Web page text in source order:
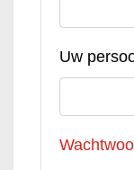
Uw